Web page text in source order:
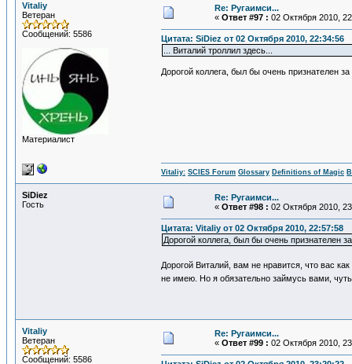
Vitaliy
Ветеран
Сообщений: 5586
Материалист
Re: Ругаимси...
« Ответ #97 : 02 Октября 2010,
Цитата: SiDiеz от 02 Октября 2010, 22:34:56
... Виталий троллил здесь...
Дорогой коллега, был бы очень признателен
Vitaliy: SCIES Forum Glossary Definitions of Magic
SiDiеz
Гость
Re: Ругаимси...
« Ответ #98 : 02 Октября 2010,
Цитата: Vitaliy от 02 Октября 2010, 22:57:58
Дорогой коллега, был бы очень признателен
Дорогой Виталий, вам не нравится, что вас
не имею. Но я обязательно займусь вами,
Vitaliy
Ветеран
Сообщений: 5586
Re: Ругаимси...
« Ответ #99 : 02 Октября 2010,